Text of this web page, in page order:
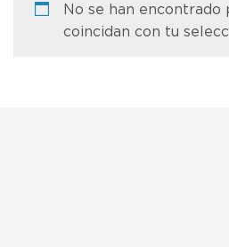
No se han encontrado
coincidan con tu